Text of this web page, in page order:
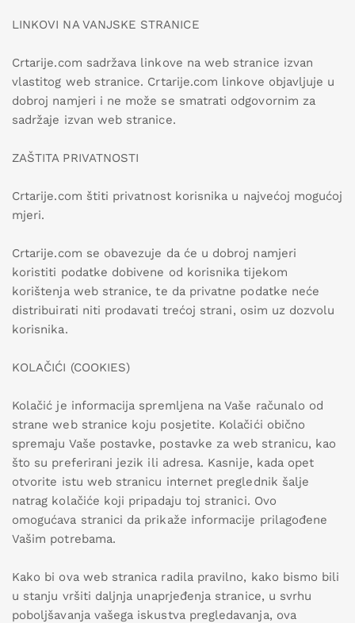
LINKOVI NA VANJSKE STRANICE
Crtarije.com sadržava linkove na web stranice izvan
vlastitog web stranice. Crtarije.com linkove objavljuje u
dobroj namjeri i ne može se smatrati odgovornim za
sadržaje izvan web stranice.
ZAŠTITA PRIVATNOSTI
Crtarije.com štiti privatnost korisnika u najvećoj mogućoj
mjeri.
Crtarije.com se obavezuje da će u dobroj namjeri
koristiti podatke dobivene od korisnika tijekom
korištenja web stranice, te da privatne podatke neće
distribuirati niti prodavati trećoj strani, osim uz dozvolu
korisnika.
KOLAČIĆI (COOKIES)
Kolačić je informacija spremljena na Vaše računalo od
strane web stranice koju posjetite. Kolačići obično
spremaju Vaše postavke, postavke za web stranicu, kao
što su preferirani jezik ili adresa. Kasnije, kada opet
otvorite istu web stranicu internet preglednik šalje
natrag kolačiće koji pripadaju toj stranici. Ovo
omogućava stranici da prikaže informacije prilagođene
Vašim potrebama.
Kako bi ova web stranica radila pravilno, kako bismo bili
u stanju vršiti daljnja unaprjeđenja stranice, u svrhu
poboljšavanja vašega iskustva pregledavanja, ova